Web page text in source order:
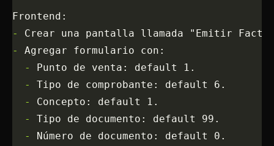
Frontend:
-
Crear una pantalla llamada "Emitir
-
Agregar formulario con:
  -
Punto de venta: default 1.
  -
Tipo de comprobante: default 6.
  -
Concepto: default 1.
  -
Tipo de documento: default 99.
  -
Número de documento: default 0.